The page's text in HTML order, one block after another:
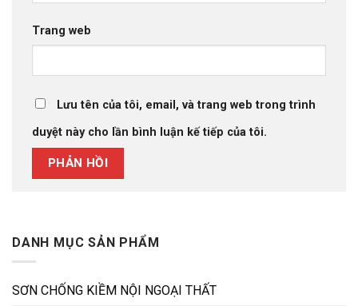
DANH MỤC SẢN PHẨM
SƠN CHỐNG KIỀM NỘI NGOẠI THẤT
Trang web
Lưu tên của tôi, email, và trang web trong trình
duyệt này cho lần bình luận kế tiếp của tôi.